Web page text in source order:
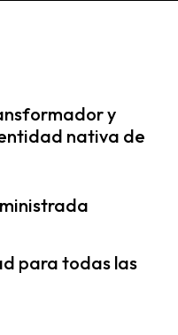
y
nativa de
para todas las